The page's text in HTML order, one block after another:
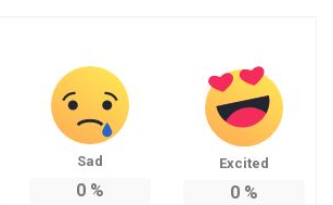
Sad
0%
Excited
0%